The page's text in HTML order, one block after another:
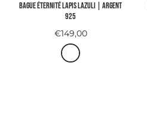
Bague ÉTERNITÉ LAPIS LAZULI | argent
925
€149,00